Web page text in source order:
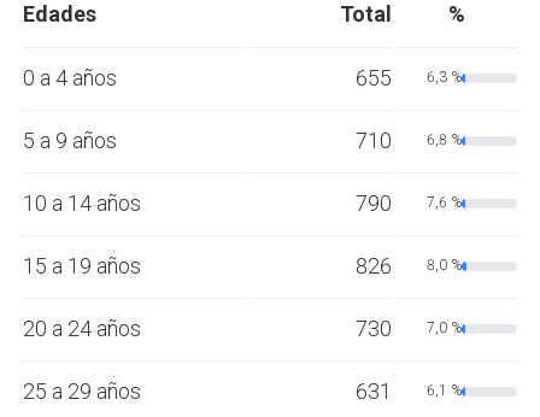
Edades Total %
0 a 4 años 655 6,3 %
5 a 9 años 710 6,8 %
10 a 14 años 790 7,6 %
15 a 19 años 826 8,0 %
20 a 24 años 730 7,0 %
25 a 29 años 631 6,1 %